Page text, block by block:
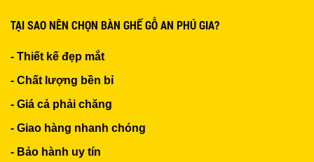
Ghế Ăn nhập khẩu ELLA - Mã SP: GNK05
TẠI SAO NÊN CHỌN BÀN GHẾ GỖ AN PHÚ GIA?
- Thiết kế đẹp mắt
- Chất lượng bền bỉ
- Giá cả phải chăng
- Giao hàng nhanh chóng
- Bảo hành uy tín